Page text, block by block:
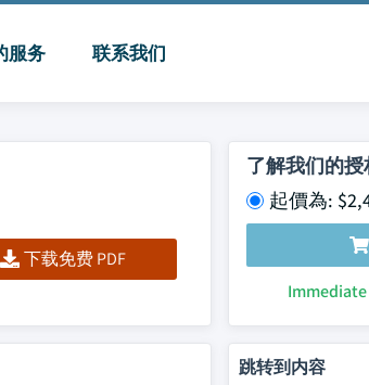
服务 联系我们
下载免费 PDF
了解我们的
起價為:
跳转到内容